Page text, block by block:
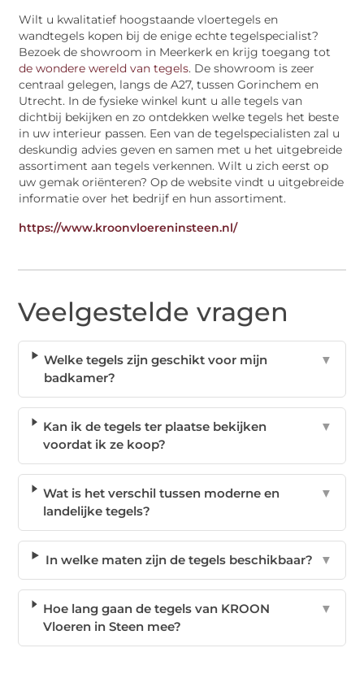
Wilt u kwalitatief hoogstaande vloertegels en
wandtegels kopen bij de enige echte tegelspecialist?
Bezoek de showroom in Meerkerk en krijg toegang tot
de wondere wereld van tegels. De showroom is zeer
centraal gelegen, langs de A27, tussen Gorinchem en
Utrecht. In de fysieke winkel kunt u alle tegels van
dichtbij bekijken en zo ontdekken welke tegels het beste
in uw interieur passen. Een van de tegelspecialisten zal u
deskundig advies geven en samen met u het uitgebreide
assortiment aan tegels verkennen. Wilt u zich eerst op
uw gemak oriënteren? Op de website vindt u uitgebreide
informatie over het bedrijf en hun assortiment.
https://www.kroonvloereninsteen.nl/
Veelgestelde vragen
Welke tegels zijn geschikt voor mijn
badkamer?
▼
Kan ik de tegels ter plaatse bekijken
voordat ik ze koop?
▼
Wat is het verschil tussen moderne en
landelijke tegels?
▼
In welke maten zijn de tegels beschikbaar? ▼
Hoe lang gaan de tegels van KROON
Vloeren in Steen mee?
▼